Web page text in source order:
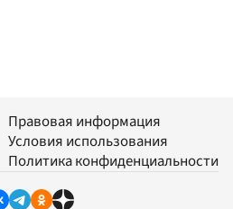
Правовая информация
Условия использования
Политика конфиденциальности